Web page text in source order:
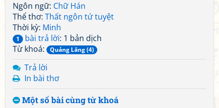
Ngôn ngữ: Chữ Hán
Thể thơ: Thất ngôn tứ tuyệt
Thời kỳ: Minh
1 bài trả lời: 1 bản dịch
Từ khoá:
Quảng Lăng (4)
Trả lời
In bài thơ
Một số bài cùng từ khoá